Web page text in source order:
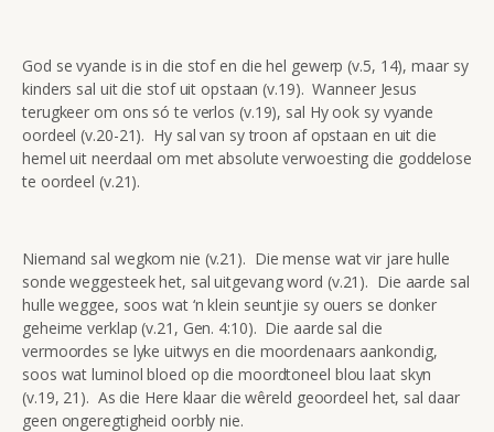
God se vyande is in die stof en die hel gewerp (v.5, 14), maar sy
kinders sal uit die stof uit opstaan (v.19). Wanneer Jesus
terugkeer om ons só te verlos (v.19), sal Hy ook sy vyande
oordeel (v.20-21). Hy sal van sy troon af opstaan en uit die
hemel uit neerdaal om met absolute verwoesting die goddelose
te oordeel (v.21).
Niemand sal wegkom nie (v.21). Die mense wat vir jare hulle
sonde weggesteek het, sal uitgevang word (v.21). Die aarde sal
hulle weggee, soos wat ‘n klein seuntjie sy ouers se donker
geheime verklap (v.21, Gen. 4:10). Die aarde sal die
vermoordes se lyke uitwys en die moordenaars aankondig,
soos wat luminol bloed op die moordtoneel blou laat skyn
(v.19, 21). As die Here klaar die wêreld geoordeel het, sal daar
geen ongeregtigheid oorbly nie.